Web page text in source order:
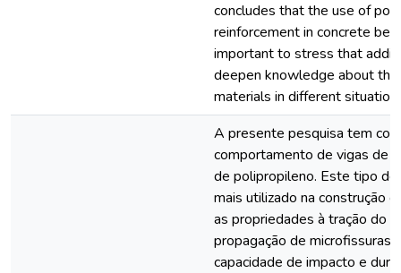
concludes that the use of
reinforcement in concrete
important to stress that
deepen knowledge about
materials in different
A presente pesquisa tem
comportamento de vigas de
de polipropileno. Este tipo
mais utilizado na construção
as propriedades à tração do
propagação de microfissuras
capacidade de impacto e